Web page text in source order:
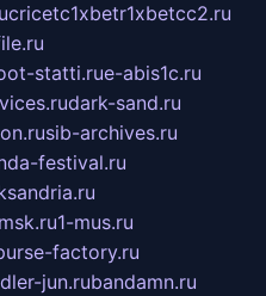
cricetc1xbetr1xbetcc2.ru
statti.rue-abis1c.ru
dark-sand.ru
sib-archives.ru
festival.ru
1-mus.ru
factory.ru
jun.rubandamn.ru